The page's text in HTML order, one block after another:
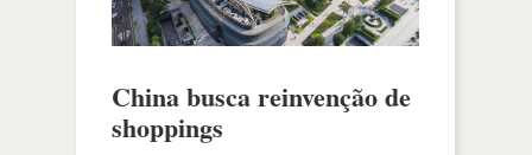
China busca reinvenção de
shoppings